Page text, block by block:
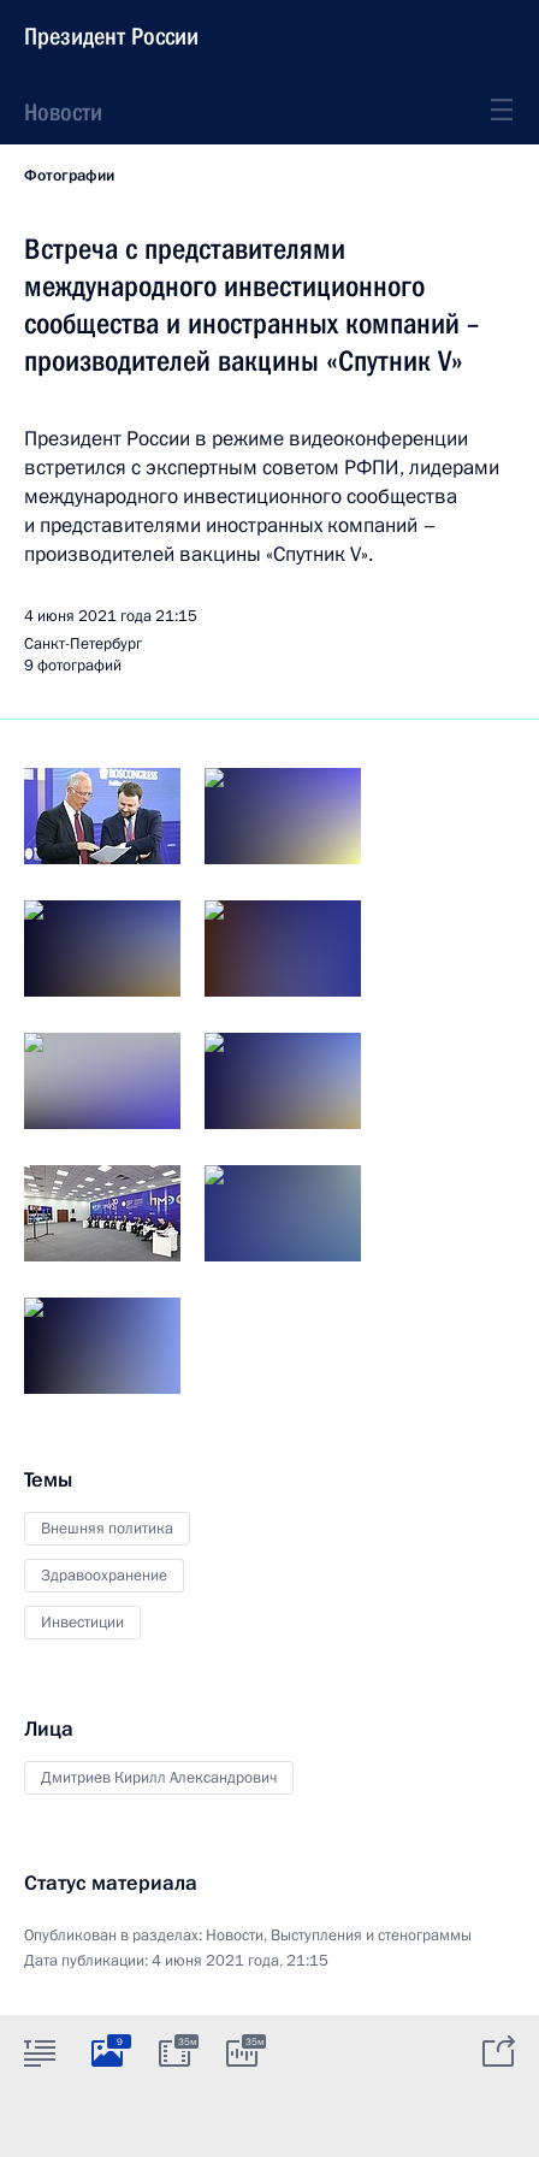
Президент России
Новости
Фотографии
Встреча с представителями
международного инвестиционного
сообщества и иностранных компаний –
производителей вакцины «Спутник V»
Президент России в режиме видеоконференции
встретился с экспертным советом РФПИ, лидерами
международного инвестиционного сообщества
и представителями иностранных компаний –
производителей вакцины «Спутник V».
4 июня 2021 года21:15
Санкт-Петербург
9 фотографий
Темы
Внешняя политика
Здравоохранение
Инвестиции
Лица
Дмитриев Кирилл Александрович
Статус материала
Опубликован в разделах: Новости, Выступления и стенограммы
Дата публикации:4 июня 2021 года, 21:15
9 35м 35м